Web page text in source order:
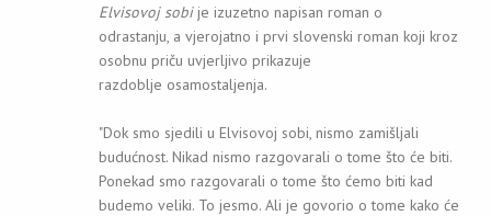
Elvisovoj sobije izuzetno napisan roman o
odrastanju, a vjerojatno i prvi slovenski roman koji kroz
osobnu priču uvjerljivo prikazuje
razdoblje osamostaljenja.
"Dok smo sjedili u Elvisovoj sobi, nismo zamišljali
budućnost. Nikad nismo razgovarali o tome što će biti.
Ponekad smo razgovarali o tome što ćemo biti kad
budemo veliki. To jesmo. Ali je govorio o tome kako će